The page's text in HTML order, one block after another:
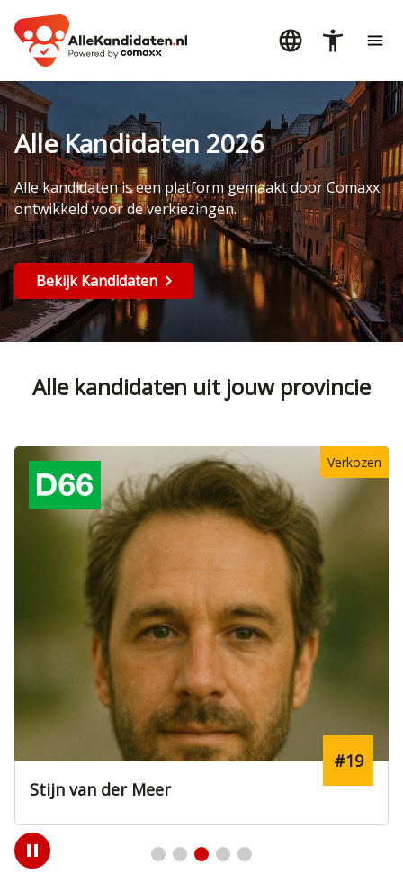
Alle Kandidaten 2026
Alle kandidaten is een platform gemaakt doorComaxx
ontwikkeld voor de verkiezingen.
Bekijk Kandidaten
Alle kandidaten uit jouw provincie
Verkozen
Stijn van der Meer
#19
Play
/